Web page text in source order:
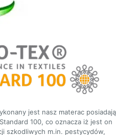
jest nasz materac posiadają
100, co oznacza iż jest on
szkodliwych m.in. pestycydów,